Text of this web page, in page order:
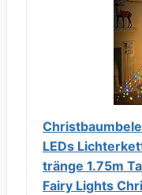
LEDs
tränge 1.75m
Fairy Lights